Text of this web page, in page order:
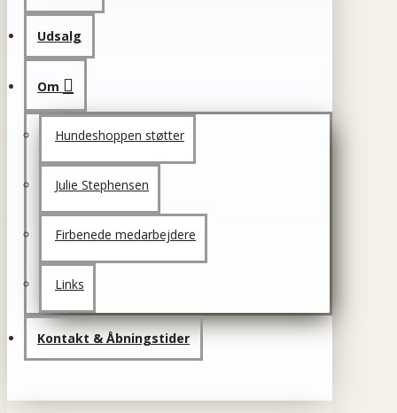
Udsalg
Om
Hundeshoppen støtter
Julie Stephensen
Firbenede medarbejdere
Links
Kontakt & Åbningstider